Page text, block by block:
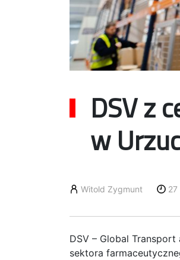
DSV z
w
Witold Zygmunt
DSV – Global
sektora